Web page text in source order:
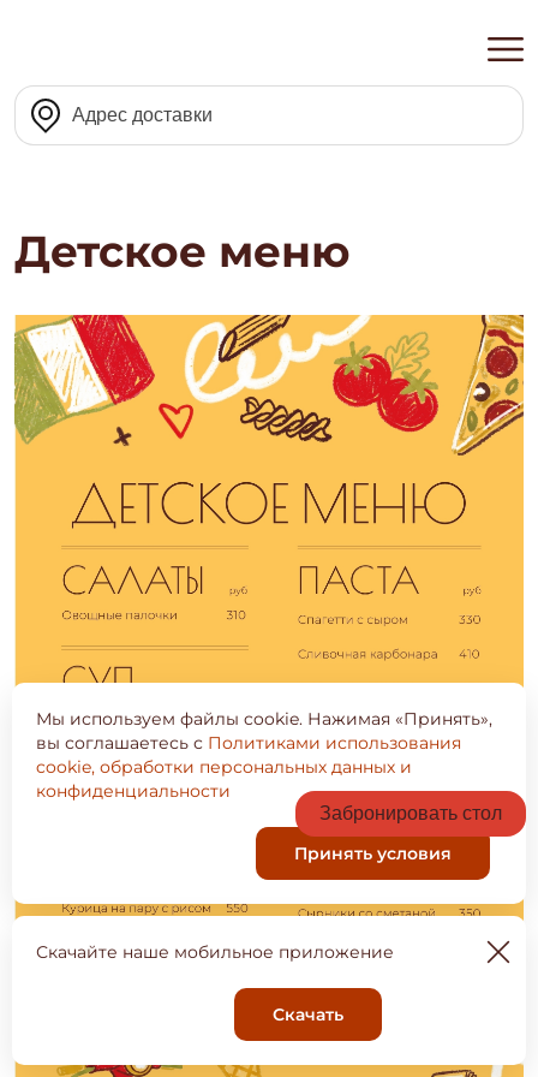
Детское меню
Забронировать стол
Мы используем файлы cookie. Нажимая «Принять»,
вы соглашаетесь с Политиками использования
cookie, обработки персональных данных и
конфиденциальности
Принять условия
Скачайте наше мобильное приложение
Скачать